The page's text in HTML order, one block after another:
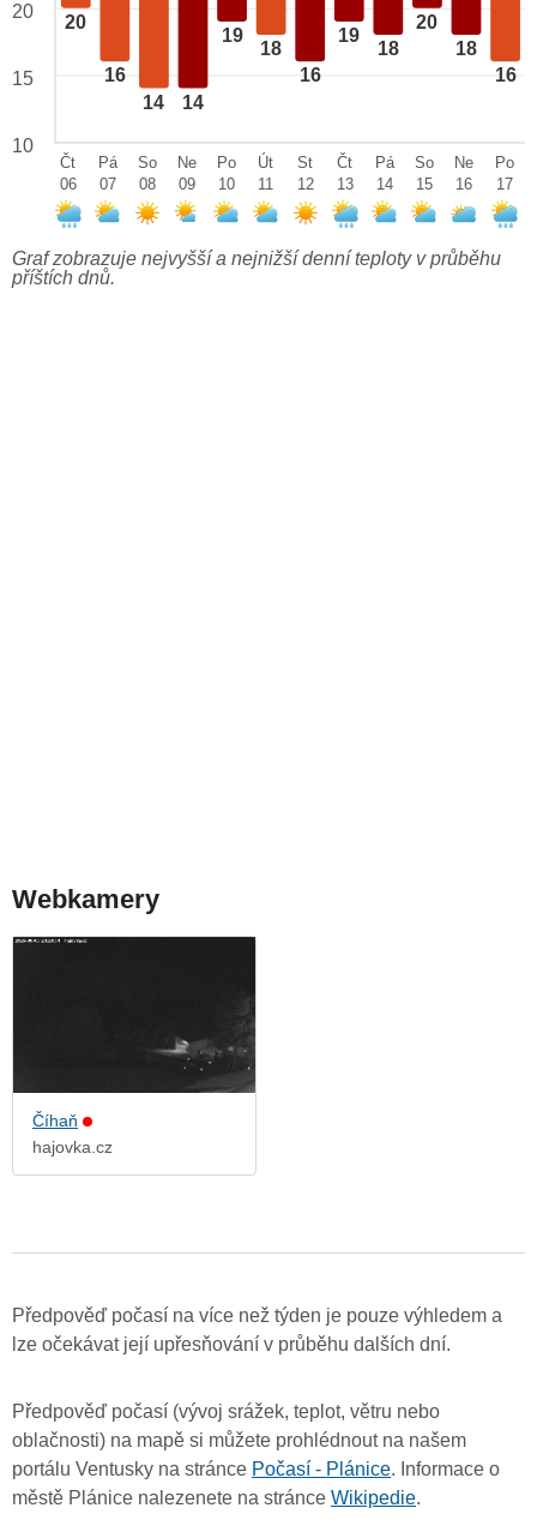
20
16
14 14
19
18
16
19
18
20
18
16
20
15
10
Čt
06
Pá
07
So
08
Ne
09
Po
10
Út
11
St
12
Čt
13
Pá
14
So
15
Ne
16
Po
17
Graf zobrazuje nejvyšší a nejnižší denní teploty v průběhu
příštích dnů.
Webkamery
Číhaň
hajovka.cz
Předpověď počasí na více než týden je pouze výhledem a
lze očekávat její upřesňování v průběhu dalších dní.
Předpověď počasí (vývoj srážek, teplot, větru nebo
oblačnosti) na mapě si můžete prohlédnout na našem
portálu Ventusky na stránce Počasí - Plánice. Informace o
městě Plánice nalezenete na stránce Wikipedie.